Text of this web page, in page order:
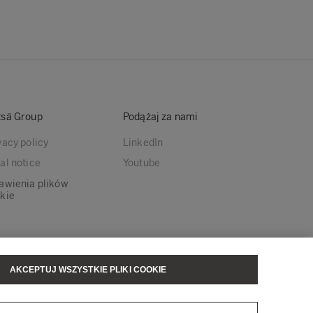
Group
policy
notice
plików
Podążaj za nami
LinkedIn
Youtube
AKCEPTUJ WSZYSTKIE PLIKI COOKIE